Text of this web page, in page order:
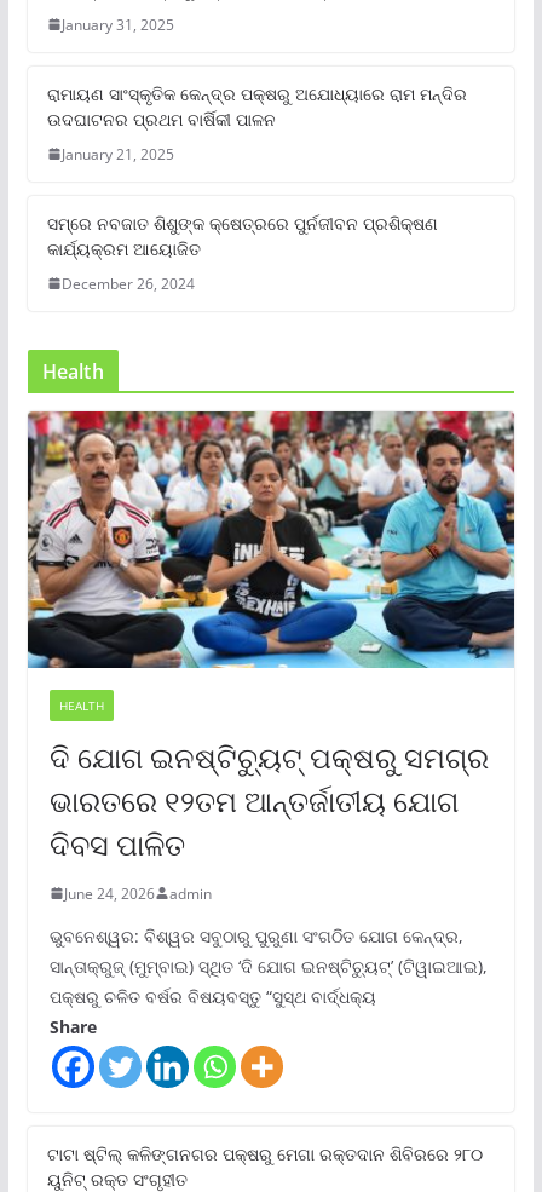
January 31, 2025
ରାମାୟଣ ସାଂସ୍କୃତିକ କେନ୍ଦ୍ର ପକ୍ଷରୁ ଅଯୋଧ୍ୟାରେ ରାମ ମନ୍ଦିର
ଉଦଘାଟନର ପ୍ରଥମ ବାର୍ଷିକୀ ପାଳନ
January 21, 2025
ସମ୍‌ରେ ନବଜାତ ଶିଶୁଙ୍କ କ୍ଷେତ୍ରରେ ପୁର୍ନଜୀବନ ପ୍ରଶିକ୍ଷଣ
କାର୍ଯ୍ୟକ୍ରମ ଆୟୋଜିତ
December 26, 2024
Health
HEALTH
ଦି ଯୋଗ ଇନଷ୍ଟିଚ୍ୟୁଟ୍ ପକ୍ଷରୁ ସମଗ୍ର
ଭାରତରେ ୧୨ତମ ଆନ୍ତର୍ଜାତୀୟ ଯୋଗ
ଦିବସ ପାଳିତ
June 24, 2026 admin
ଭୁବନେଶ୍ୱର: ବିଶ୍ୱର ସବୁଠାରୁ ପୁରୁଣା ସଂଗଠିତ ଯୋଗ କେନ୍ଦ୍ର,
ସାନ୍ତାକ୍ରୁଜ୍ (ମୁମ୍ବାଇ) ସ୍ଥିତ ‘ଦି ଯୋଗ ଇନଷ୍ଟିଚ୍ୟୁଟ୍‌’ (ଟିୱାଇଆଇ),
ପକ୍ଷରୁ ଚଳିତ ବର୍ଷର ବିଷୟବସ୍ତୁ “ସୁସ୍ଥ ବାର୍ଦ୍ଧକ୍ୟ
Share
ଟାଟା ଷ୍ଟିଲ୍‌ କଳିଙ୍ଗନଗର ପକ୍ଷରୁ ମେଗା ରକ୍ତଦାନ ଶିବିରରେ ୨୮୦
ୟୁନିଟ୍‌ ରକ୍ତ ସଂଗୃହୀତ